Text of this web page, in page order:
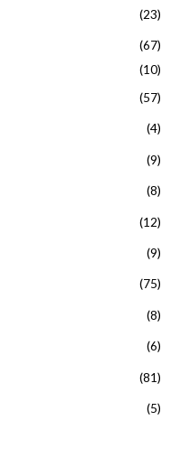
(23)
(67)
(10)
(57)
(4)
(9)
(8)
(12)
(9)
(75)
(8)
(6)
(81)
(5)